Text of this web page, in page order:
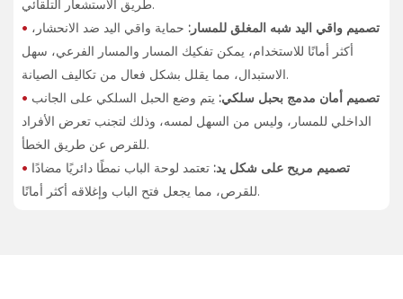
طريق الاستشعار التلقائي.
•
تصميم واقي اليد شبه المغلق للمسار: حماية واقي اليد ضد الانحشار،
أكثر أمانًا للاستخدام، يمكن تفكيك المسار والمسار الفرعي، سهل
الاستبدال، مما يقلل بشكل فعال من تكاليف الصيانة.
•
تصميم أمان مدمج بحبل سلكي: يتم وضع الحبل السلكي على الجانب
الداخلي للمسار، وليس من السهل لمسه، وذلك لتجنب تعرض الأفراد
للقرص عن طريق الخطأ.
•
تصميم مريح على شكل يد: تعتمد لوحة الباب نمطًا دائريًا مضادًا
للقرص، مما يجعل فتح الباب وإغلاقه أكثر أمانًا.